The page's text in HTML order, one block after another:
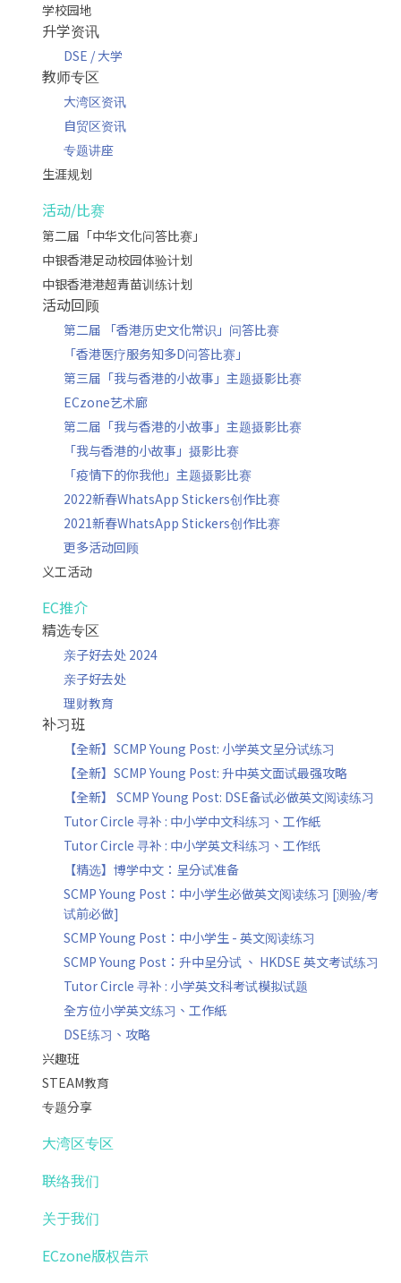
学校园地
升学资讯
DSE / 大学
教师专区
大湾区资讯
自贸区资讯
专题讲座
生涯规划
活动/比赛
第二届「中华文化问答比赛」
中银香港足动校园体验计划
中银香港港超青苗训练计划
活动回顾
第二届 「香港历史文化常识」问答比赛
「香港医疗服务知多D问答比赛」
第三届「我与香港的小故事」主题摄影比赛
ECzone艺术廊
第二届「我与香港的小故事」主题摄影比赛
「我与香港的小故事」摄影比赛
「疫情下的你我他」主题摄影比赛
2022新春WhatsApp Stickers创作比赛
2021新春WhatsApp Stickers创作比赛
更多活动回顾
义工活动
EC推介
精选专区
亲子好去处 2024
亲子好去处
理财教育
补习班
【全新】SCMP Young Post: 小学英文呈分试练习
【全新】SCMP Young Post: 升中英文面试最强攻略
【全新】 SCMP Young Post: DSE备试必做英文阅读练习
Tutor Circle 寻补 : 中小学中文科练习、工作紙
Tutor Circle 寻补 : 中小学英文科练习、工作纸
【精选】博学中文：呈分试准备
SCMP Young Post：中小学生必做英文阅读练习 [测验/考
试前必做]
SCMP Young Post：中小学生 - 英文阅读练习
SCMP Young Post：升中呈分试 、 HKDSE 英文考试练习
Tutor Circle 寻补 : 小学英文科考试模拟试题
全方位小学英文练习、工作紙
DSE练习、攻略
兴趣班
STEAM教育
专题分享
大湾区专区
联络我们
关于我们
ECzone版权告示